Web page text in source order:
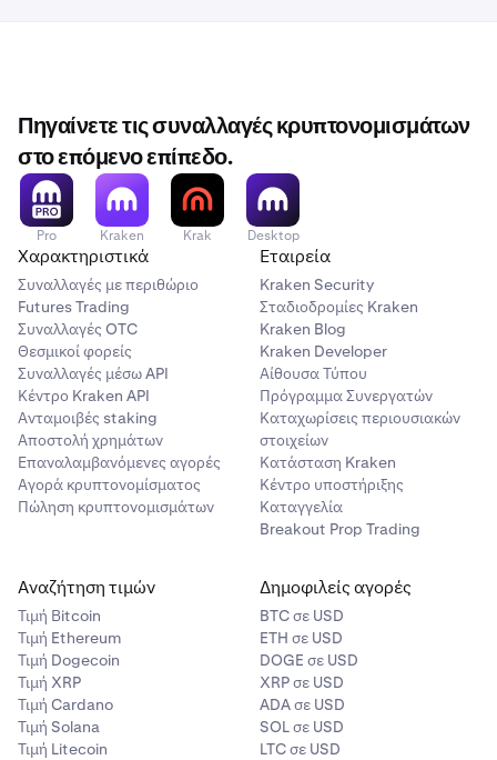
Πηγαίνετε τις συναλλαγές κρυπτονομισμάτων
στο επόμενο επίπεδο.
Pro Kraken Krak Desktop
Χαρακτηριστικά
Συναλλαγές με περιθώριο
Futures Trading
Συναλλαγές OTC
Θεσμικοί φορείς
Συναλλαγές μέσω API
Κέντρο Kraken API
Ανταμοιβές staking
Αποστολή χρημάτων
Επαναλαμβανόμενες αγορές
Αγορά κρυπτονομίσματος
Πώληση κρυπτονομισμάτων
Εταιρεία
Kraken Security
Σταδιοδρομίες Kraken
Kraken Blog
Kraken Developer
Αίθουσα Τύπου
Πρόγραμμα Συνεργατών
Καταχωρίσεις περιουσιακών
στοιχείων
Κατάσταση Kraken
Κέντρο υποστήριξης
Καταγγελία
Breakout Prop Trading
Αναζήτηση τιμών
Τιμή Βitcoin
Τιμή Ethereum
Τιμή Dogecoin
Τιμή XRP
Τιμή Cardano
Τιμή Solana
Τιμή Litecoin
Δημοφιλείς αγορές
BTC σε USD
ETH σε USD
DOGE σε USD
XRP σε USD
ADA σε USD
SOL σε USD
LTC σε USD